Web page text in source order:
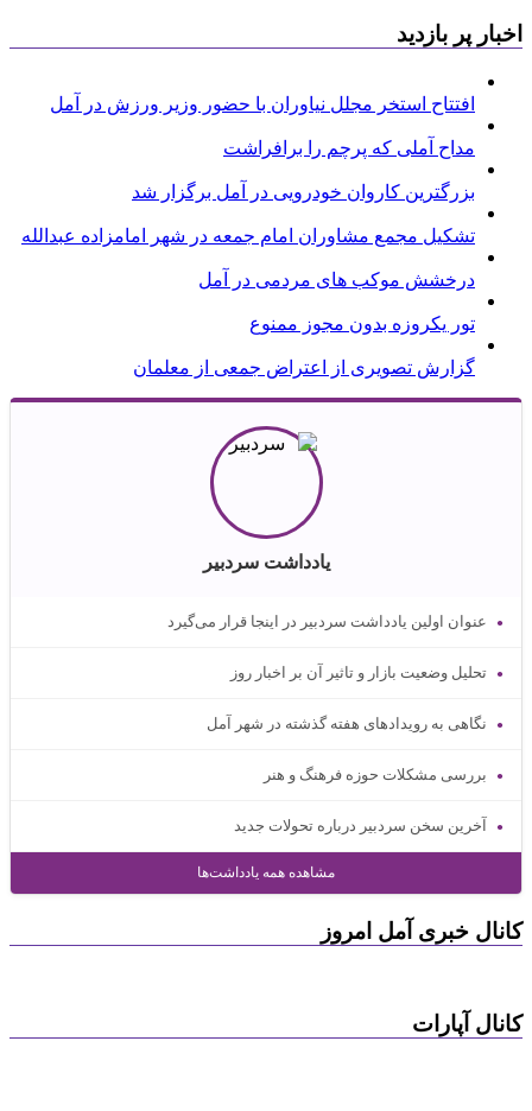
اخبار پر بازدید
افتتاح استخر مجلل نیاوران با حضور وزیر ورزش در آمل
مداح آملی که پرچم را برافراشت
بزرگترین کاروان خودرویی در آمل برگزار شد
تشکیل مجمع مشاوران امام جمعه در شهر امامزاده عبدالله
درخشش موکب های مردمی در آمل
تور یکروزه بدون مجوز ممنوع
گزارش تصویری از اعتراض جمعی از معلمان
یادداشت سردبیر
عنوان اولین یادداشت سردبیر در اینجا قرار می‌گیرد
تحلیل وضعیت بازار و تاثیر آن بر اخبار روز
نگاهی به رویدادهای هفته گذشته در شهر آمل
بررسی مشکلات حوزه فرهنگ و هنر
آخرین سخن سردبیر درباره تحولات جدید
مشاهده همه یادداشت‌ها
کانال خبری آمل امروز
کانال آپارات